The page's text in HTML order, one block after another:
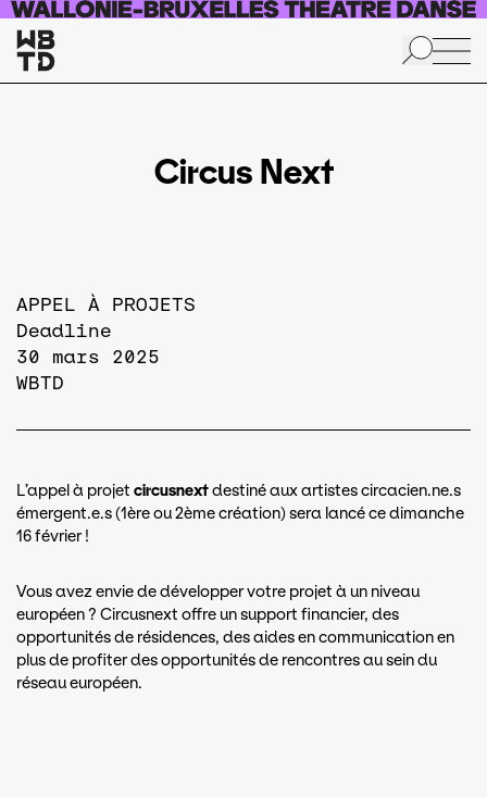
Aller au contenu principal
Circus Next
APPEL À PROJETS
Deadline
30 mars 2025
WBTD
L’appel à projet circusnextdestiné aux artistes circacien.ne.s
émergent.e.s (1ère ou 2ème création) sera lancé ce dimanche
16 février !
​Vous avez envie de développer votre projet à un niveau
européen ? Circusnext offre un support financier, des
opportunités de résidences, des aides en communication en
plus de profiter des opportunités de rencontres au sein du
réseau européen.